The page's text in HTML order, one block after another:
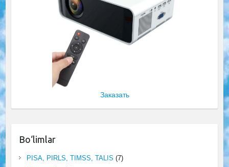
Заказать
Bo‘limlar
PISA, PIRLS, TIMSS, TALIS (7)